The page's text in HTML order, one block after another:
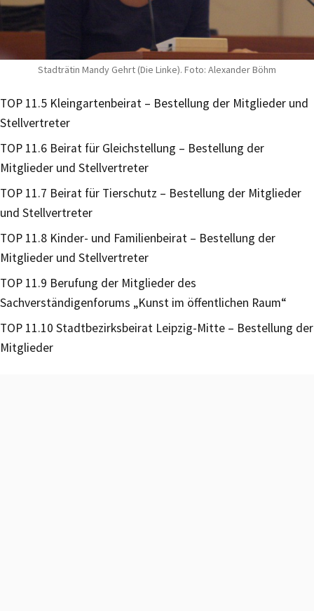
Stadträtin Mandy Gehrt (Die Linke). Foto: Alexander Böhm
TOP 11.5 Kleingartenbeirat – Bestellung der Mitglieder und
Stellvertreter
TOP 11.6 Beirat für Gleichstellung – Bestellung der
Mitglieder und Stellvertreter
TOP 11.7 Beirat für Tierschutz – Bestellung der Mitglieder
und Stellvertreter
TOP 11.8 Kinder- und Familienbeirat – Bestellung der
Mitglieder und Stellvertreter
TOP 11.9 Berufung der Mitglieder des
Sachverständigenforums „Kunst im öffentlichen Raum“
TOP 11.10 Stadtbezirksbeirat Leipzig-Mitte – Bestellung der
Mitglieder